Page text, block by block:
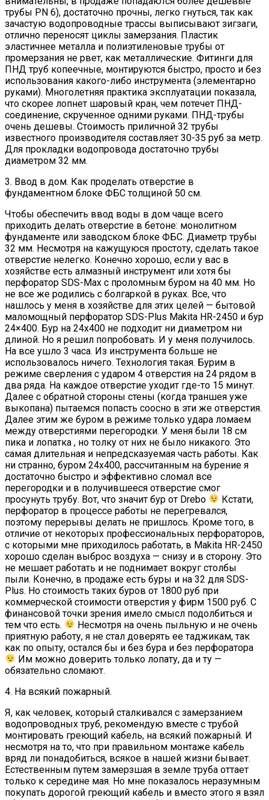
трубы PN 6), достаточно прочны, легко гнуться, так как
зачастую водопроводные трассы выписывают зигзаги,
отлично переносят циклы замерзания. Пластик
эластичнее металла и полиэтиленовые трубы от
промерзания не рвет, как металлические. Фитинги для
ПНД труб копеечные, монтируются быстро, просто и без
использования какого-либо инструмента (элементарно
руками). Многолетняя практика эксплуатации показала,
что скорее лопнет шаровый кран, чем потечет ПНД-
соединение, скрученное одними руками. ПНД-трубы
очень дешевы. Стоимость приличной 32 трубы
известного производителя составляет 30-35 руб за метр.
Для прокладки водопровода достаточно трубы
диаметром 32 мм.
3. Ввод в дом. Как проделать отверстие в
фундаментном блоке ФБС толщиной 50 см.
Чтобы обеспечить ввод воды в дом чаще всего
приходить делать отверстие в бетоне: монолитном
фундаменте или заводском блоке ФБС. Диаметр трубы
32 мм. Несмотря на кажущуюся простоту, сделать такое
отверстие нелегко. Конечно хорошо, если у вас в
хозяйстве есть алмазный инструмент или хотя бы
перфоратор SDS-Max с проломным буром на 40 мм. Но
не все же родились с болгаркой в руках. Все, что
нашлось у меня в хозяйстве для этих целей — бытовой
маломощный перфоратор SDS-Plus Makita HR-2450 и бур
24×400. Бур на 24х400 не подходит ни диаметром ни
длиной. Но я решил попробовать. И у меня получилось.
На все ушло 3 часа. Из инструмента больше не
использовалось ничего. Технология такая. Бурим в
режиме сверления с ударом 4 отверстия на 24 рядом в
два ряда. На каждое отверстие уходит где-то 15 минут.
Далее с обратной стороны стены (когда траншея уже
выкопана) пытаемся попасть соосно в эти же отверстия.
Далее этим же буром в режиме только удара ломаем
между отверстиями перегородки. У меня были 18 см
пика и лопатка , но толку от них не было никакого. Это
самая длительная и непредсказуемая часть работы. Как
ни странно, буром 24х400, рассчитанным на бурение я
достаточно быстро и эффективно сломал все
перегородки и в получившееся отверстие смог
просунуть трубу. Вот, что значит бур от Drebo
Кстати,
перфоратор в процессе работы не перегревался,
поэтому перерывы делать не пришлось. Кроме того, в
отличие от некоторых профессиональных перфораторов,
с которыми мне приходилось работать, в Makita HR-2450
хорошо сделан выброс воздуха — снизу и в сторону. Это
не мешает работать и не поднимает вокруг столбы
пыли. Конечно, в продаже есть буры и на 32 для SDS-
Plus. Но стоимость таких буров от 1800 руб при
коммерческой стоимости отверстия у фирм 1500 руб. С
финансовой точки зрения имело смысл подолбиться и
тем что есть.
Несмотря на очень пыльную и не очень
приятную работу, я не стал доверять ее таджикам, так
как по опыту, остался бы и без бура и без перфоратора
Им можно доверить только лопату, да и ту —
обязательно сломают.
4. На всякий пожарный.
Я, как человек, который сталкивался с замерзанием
водопроводных труб, рекомендую вместе с трубой
монтировать греющий кабель, на всякий пожарный. И
несмотря на то, что при правильном монтаже кабель
вряд ли понадобиться, всякое в нашей жизни бывает.
Естественным путем замерзшая в земле труба оттает
только к середине мая. Но мне показалось неразумным
покупать дорогой греющий кабель и вместо этого я взял